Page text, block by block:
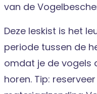
van de
Deze leskist is het
periode tussen de
omdat je de vogels
horen. Tip: